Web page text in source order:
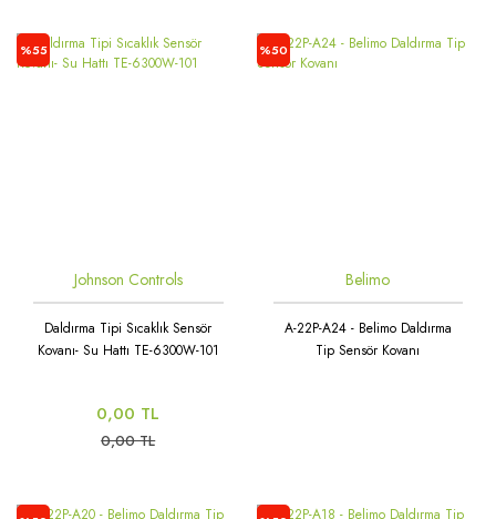
%55
Johnson Controls
Daldırma Tipi Sıcaklık Sensör
Kovanı- Su Hattı TE-6300W-101
0,00 TL
0,00 TL
%50
Belimo
A-22P-A24 - Belimo Daldırma
Tip Sensör Kovanı